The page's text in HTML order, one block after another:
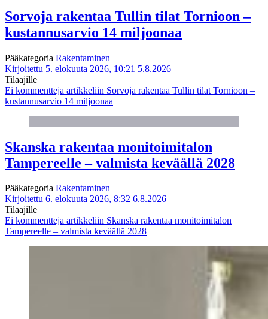
Sorvoja rakentaa Tullin tilat Tornioon –
kustannusarvio 14 miljoonaa
Pääkategoria Rakentaminen
Kirjoitettu 5. elokuuta 2026, 10:21 5.8.2026
Tilaajille
Ei kommentteja artikkeliin Sorvoja rakentaa Tullin tilat Tornioon –
kustannusarvio 14 miljoonaa
Skanska rakentaa monitoimitalon
Tampereelle – valmista keväällä 2028
Pääkategoria Rakentaminen
Kirjoitettu 6. elokuuta 2026, 8:32 6.8.2026
Tilaajille
Ei kommentteja artikkeliin Skanska rakentaa monitoimitalon
Tampereelle – valmista keväällä 2028